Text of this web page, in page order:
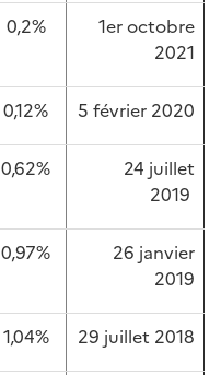
0,2%
1er octobre
2021
0,12% 5 février 2020
0,62%
24 juillet
2019
0,97%
26 janvier
2019
1,04% 29 juillet 2018